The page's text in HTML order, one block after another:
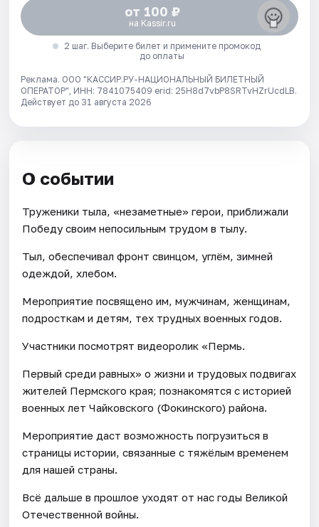
от 100 ₽
на Kassir.ru
2 шаг. Выберите билет и примените промокод
до оплаты
Реклама. ООО "КАССИР.РУ-НАЦИОНАЛЬНЫЙ БИЛЕТНЫЙ
ОПЕРАТОР", ИНН: 7841075409 erid: 25H8d7vbP8SRTvHZrUcdLB.
Действует до 31 августа 2026
О событии
Труженики тыла, «незаметные» герои, приближали
Победу своим непосильным трудом в тылу.
Тыл, обеспечивал фронт свинцом, углём, зимней
одеждой, хлебом.
Мероприятие посвящено им, мужчинам, женщинам,
подросткам и детям, тех трудных военных годов.
Участники посмотрят видеоролик «Пермь.
Первый среди равных» о жизни и трудовых подвигах
жителей Пермского края; познакомятся с историей
военных лет Чайковского (Фокинского) района.
Мероприятие даст возможность погрузиться в
страницы истории, связанные с тяжёлым временем
для нашей страны.
Всё дальше в прошлое уходят от нас годы Великой
Отечественной войны.